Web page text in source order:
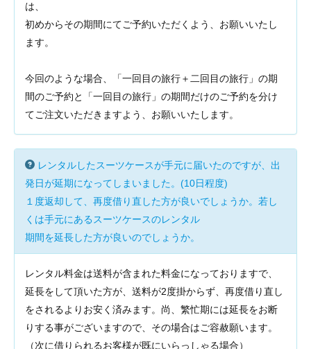
は、
初めからその期間にてご予約いただくよう、お願いいたし
ます。
今回のような場合、「一回目の旅行＋二回目の旅行」の期
間のご予約と「一回目の旅行」の期間だけのご予約を分け
てご注文いただきますよう、お願いいたします。
レンタルしたスーツケースが手元に届いたのですが、出
発日が延期になってしまいました。(10日程度)
１度返却して、再度借り直した方が良いでしょうか。若し
くは手元にあるスーツケースのレンタル
期間を延長した方が良いのでしょうか。
レンタル料金は送料が含まれた料金になっておりますで、
延長をして頂いた方が、送料が2度掛からず、再度借り直し
をされるよりお安く済みます。尚、繁忙期には延長をお断
りする事がございますので、その場合はご容赦願います。
（次に借りられるお客様が既にいらっしゃる場合）